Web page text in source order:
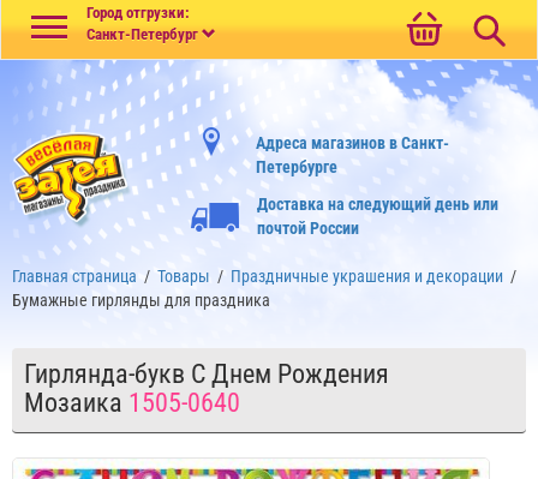
Город отгрузки:
Санкт-Петербург
Адреса магазинов в Санкт-
Петербурге
Доставка на следующий день или
почтой России
Главная страница / Товары / Праздничные украшения и декорации /
Бумажные гирлянды для праздника
Гирлянда-букв С Днем Рождения
Мозаика 1505-0640